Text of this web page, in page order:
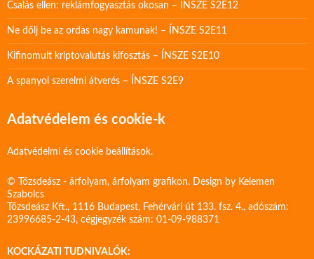
Csalás ellen: reklámfogyasztás okosan – ÍNSZE S2E12
Ne dőlj be az ordas nagy kamunak! – ÍNSZE S2E11
Kifinomult kriptovalutás kifosztás – ÍNSZE S2E10
A spanyol szerelmi átverés – ÍNSZE S2E9
Adatvédelem és cookie-k
Adatvédelmi és cookie beállítások.
© Tőzsdeász - árfolyam, árfolyam grafikon. Design by Kelemen
Szabolcs
Tőzsdeász Kft., 1116 Budapest, Fehérvári út 133. fsz. 4., adószám:
23996685-2-43, cégjegyzék szám: 01-09-988371
KOCKÁZATI TUDNIVALÓK: